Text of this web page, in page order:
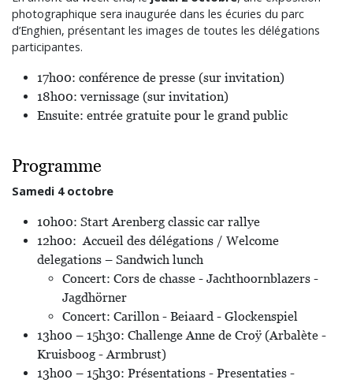
photographique sera inaugurée dans les écuries du parc
d’Enghien, présentant les images de toutes les délégations
participantes.
17h00: conférence de presse (sur invitation)
18h00: vernissage (sur invitation)
Ensuite: entrée gratuite pour le grand public
Programme
Samedi 4 octobre
10h00: Start Arenberg classic car rallye
12h00: Accueil des délégations / Welcome
delegations – Sandwich lunch
Concert: Cors de chasse - Jachthoornblazers -
Jagdhörner
Concert: Carillon - Beiaard - Glockenspiel
13h00 – 15h30: Challenge Anne de Croÿ (Arbalète -
Kruisboog - Armbrust)
13h00 – 15h30: Présentations - Presentaties -